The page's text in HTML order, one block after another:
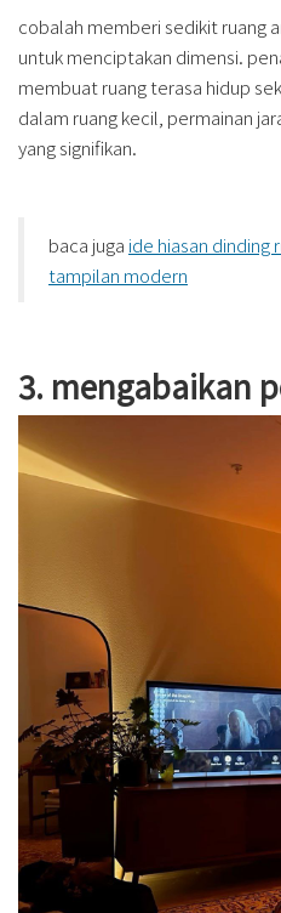
cobalah memberi sedikit ruang
untuk menciptakan dimensi.
membuat ruang terasa hidup
dalam ruang kecil, permainan
yang signifikan.
baca juga ide hiasan dinding
tampilan modern
3. mengabaikan